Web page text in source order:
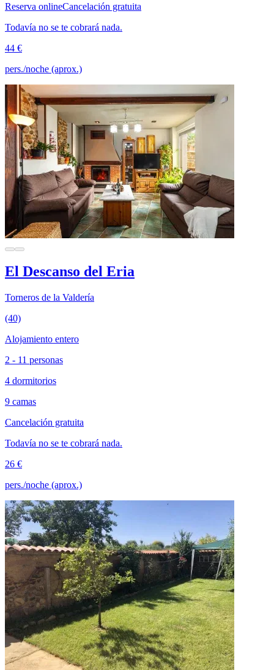
Reserva onlineCancelación gratuita
Todavía no se te cobrará nada.
44 €
pers./noche (aprox.)
El Descanso del Eria
Torneros de la Valdería
(40)
Alojamiento entero
2 - 11 personas
4 dormitorios
9 camas
Cancelación gratuita
Todavía no se te cobrará nada.
26 €
pers./noche (aprox.)